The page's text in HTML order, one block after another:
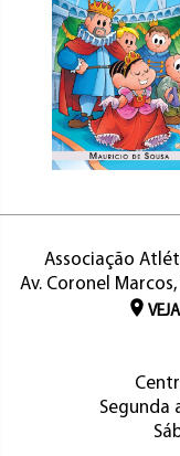
Associação
Av. Coronel
Segunda